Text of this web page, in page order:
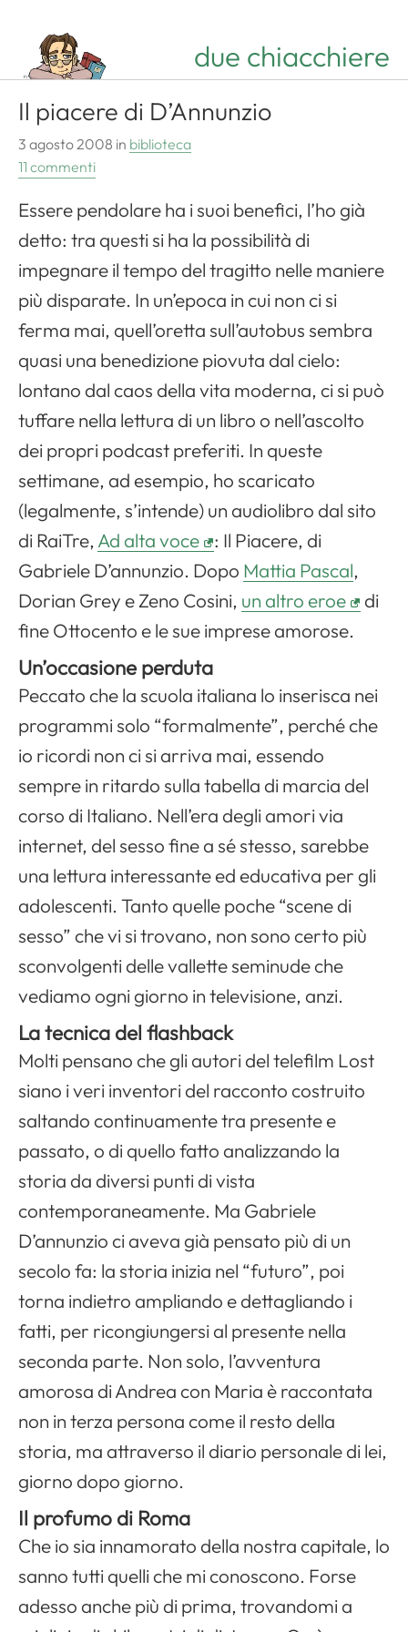
due chiacchiere
Il piacere di D’Annunzio
3 agosto 2008 in biblioteca
11 commenti
Essere pendolare ha i suoi benefici, l’ho già
detto: tra questi si ha la possibilità di
impegnare il tempo del tragitto nelle maniere
più disparate. In un’epoca in cui non ci si
ferma mai, quell’oretta sull’autobus sembra
quasi una benedizione piovuta dal cielo:
lontano dal caos della vita moderna, ci si può
tuffare nella lettura di un libro o nell’ascolto
dei propri podcast preferiti. In queste
settimane, ad esempio, ho scaricato
(legalmente, s’intende) un audiolibro dal sito
di RaiTre, Ad alta voce
: Il Piacere, di
Gabriele D’annunzio. Dopo Mattia Pascal,
Dorian Grey e Zeno Cosini, un altro eroe
di
fine Ottocento e le sue imprese amorose.
Un’occasione perduta
Peccato che la scuola italiana lo inserisca nei
programmi solo “formalmente”, perché che
io ricordi non ci si arriva mai, essendo
sempre in ritardo sulla tabella di marcia del
corso di Italiano. Nell’era degli amori via
internet, del sesso fine a sé stesso, sarebbe
una lettura interessante ed educativa per gli
adolescenti. Tanto quelle poche “scene di
sesso” che vi si trovano, non sono certo più
sconvolgenti delle vallette seminude che
vediamo ogni giorno in televisione, anzi.
La tecnica del flashback
Molti pensano che gli autori del telefilm Lost
siano i veri inventori del racconto costruito
saltando continuamente tra presente e
passato, o di quello fatto analizzando la
storia da diversi punti di vista
contemporaneamente. Ma Gabriele
D’annunzio ci aveva già pensato più di un
secolo fa: la storia inizia nel “futuro”, poi
torna indietro ampliando e dettagliando i
fatti, per ricongiungersi al presente nella
seconda parte. Non solo, l’avventura
amorosa di Andrea con Maria è raccontata
non in terza persona come il resto della
storia, ma attraverso il diario personale di lei,
giorno dopo giorno.
Il profumo di Roma
Che io sia innamorato della nostra capitale, lo
sanno tutti quelli che mi conoscono. Forse
adesso anche più di prima, trovandomi a